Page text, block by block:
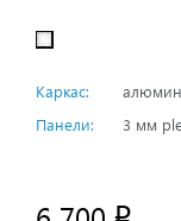
Каркас:
Панели:
3 мм
p